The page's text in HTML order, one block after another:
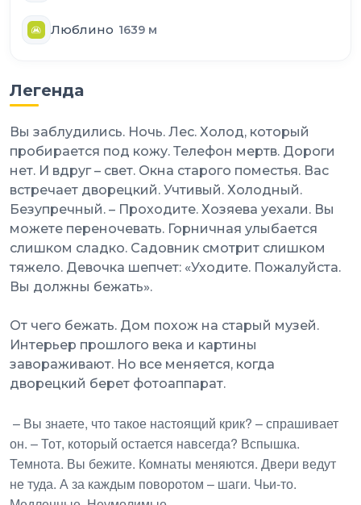
Люблино 1639 м
Легенда
Вы заблудились. Ночь. Лес. Холод, который
пробирается под кожу. Телефон мертв. Дороги
нет. И вдруг – свет. Окна старого поместья. Вас
встречает дворецкий. Учтивый. Холодный.
Безупречный. – Проходите. Хозяева уехали. Вы
можете переночевать. Горничная улыбается
слишком сладко. Садовник смотрит слишком
тяжело. Девочка шепчет: «Уходите. Пожалуйста.
Вы должны бежать».
От чего бежать. Дом похож на старый музей.
Интерьер прошлого века и картины
завораживают. Но все меняется, когда
дворецкий берет фотоаппарат.
– Вы знаете, что такое настоящий крик? – спрашивает
он. – Тот, который остается навсегда? Вспышка.
Темнота. Вы бежите. Комнаты меняются. Двери ведут
не туда. А за каждым поворотом – шаги. Чьи-то.